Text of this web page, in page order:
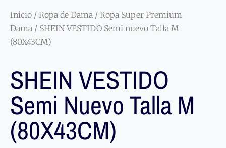
Inicio / Ropa de Dama / Ropa Super Premium
Dama / SHEIN VESTIDO Semi nuevo Talla M
(80X43CM)
SHEIN VESTIDO
Semi Nuevo Talla M
(80X43CM)